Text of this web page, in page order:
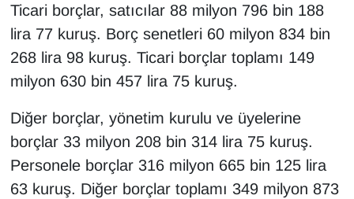
Ticari borçlar, satıcılar 88 milyon 796 bin 188
lira 77 kuruş. Borç senetleri 60 milyon 834 bin
268 lira 98 kuruş. Ticari borçlar toplamı 149
milyon 630 bin 457 lira 75 kuruş.
Diğer borçlar, yönetim kurulu ve üyelerine
borçlar 33 milyon 208 bin 314 lira 75 kuruş.
Personele borçlar 316 milyon 665 bin 125 lira
63 kuruş. Diğer borçlar toplamı 349 milyon 873